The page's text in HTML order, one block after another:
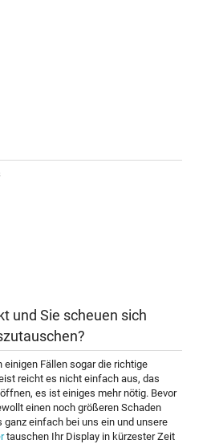
und Sie scheuen sich
einigen Fällen sogar die richtige
reicht es nicht einfach aus, das
es ist einiges mehr nötig. Bevor
einen noch größeren Schaden
einfach bei uns ein und unsere
tauschen Ihr Display in kürzester Zeit